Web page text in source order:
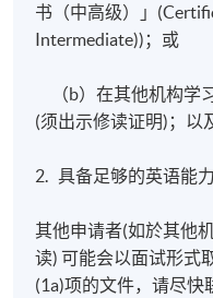
书（中高级）」
Intermediate))；或
（b）在其他机构学
(须出示修读证明)；以
2. 具备足够的英语能
其他申请者(如於其他
读) 可能会以面试形式
(1a)项的文件，请尽快